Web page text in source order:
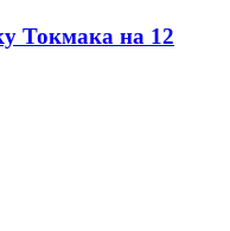
Токмака на 12